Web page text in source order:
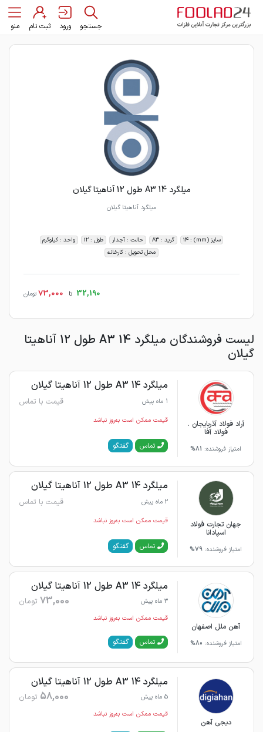
جستجو ورود ثبت نام منو
میلگرد 14 A3 طول 12 آناهیتا گیلان
میلگرد آناهیتا گیلان
سایز (mm) : 14 گرید : A3 حالت : آجدار طول : 12
واحد : کیلوگرم
محل تحویل : کارخانه
32,190 تا 73,000 تومان
لیست فروشندگان میلگرد 14 A3 طول 12 آناهیتا
گیلان
آراد فولاد آذربایجان .
فولاد آفا
امتیاز فروشنده: 81%
میلگرد 14 A3 طول 12 آناهیتا گیلان
1 ماه پیش قیمت با تماس
قیمت ممکن است به‌روز نباشد
تماس گفتگو
جهان تجارت فولاد
اسپادانا
امتیاز فروشنده: 79%
میلگرد 14 A3 طول 12 آناهیتا گیلان
2 ماه پیش قیمت با تماس
قیمت ممکن است به‌روز نباشد
تماس گفتگو
آهن ملل اصفهان
امتیاز فروشنده: 80%
میلگرد 14 A3 طول 12 آناهیتا گیلان
3 ماه پیش 73,000 تومان
قیمت ممکن است به‌روز نباشد
تماس گفتگو
دیجی آهن
میلگرد 14 A3 طول 12 آناهیتا گیلان
5 ماه پیش 58,000 تومان
قیمت ممکن است به‌روز نباشد